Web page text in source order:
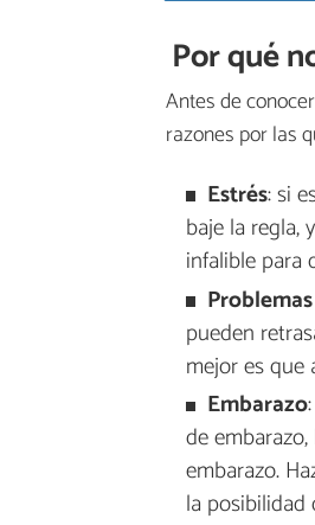
Por qué
Antes de
razones por las
Estrés: si
baje la regla,
infalible para
pueden
mejor es
Embarazo
de
embarazo.
la